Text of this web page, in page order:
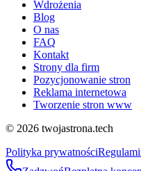
Wdrożenia
Blog
O nas
FAQ
Kontakt
Strony dla firm
Pozycjonowanie stron
Reklama internetowa
Tworzenie stron www
© 2026 twojastrona.tech
Polityka prywatności